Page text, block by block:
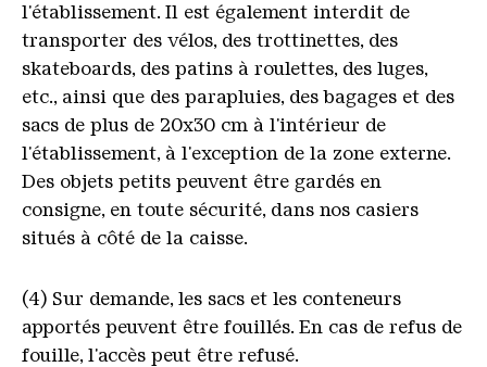
l'établissement. Il est également interdit de
transporter des vélos, des trottinettes, des
skateboards, des patins à roulettes, des luges,
etc., ainsi que des parapluies, des bagages et des
sacs de plus de 20x30 cm à l'intérieur de
l'établissement, à l'exception de la zone externe.
Des objets petits peuvent être gardés en
consigne, en toute sécurité, dans nos casiers
situés à côté de la caisse.
(4) Sur demande, les sacs et les conteneurs
apportés peuvent être fouillés. En cas de refus de
fouille, l'accès peut être refusé.